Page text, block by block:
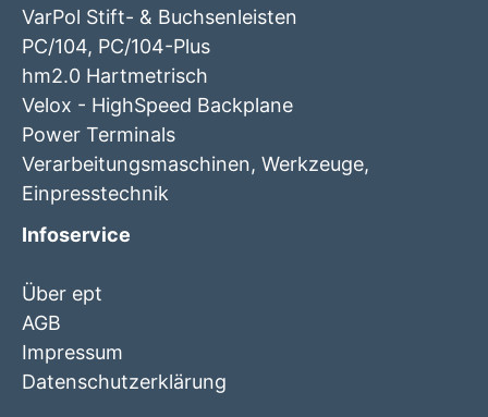
VarPol Stift- & Buchsenleisten
PC/104, PC/104-Plus
hm2.0 Hartmetrisch
Velox - HighSpeed Backplane
Power Terminals
Verarbeitungsmaschinen, Werkzeuge,
Einpresstechnik
Infoservice
Über ept
AGB
Impressum
Datenschutzerklärung